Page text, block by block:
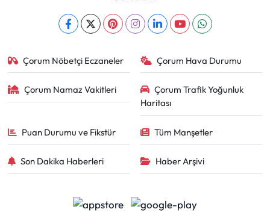
Çorum Nöbetçi Eczaneler Çorum Hava Durumu
Çorum Namaz Vakitleri
Çorum Trafik Yoğunluk
Haritası
Puan Durumu ve Fikstür Tüm Manşetler
Son Dakika Haberleri Haber Arşivi